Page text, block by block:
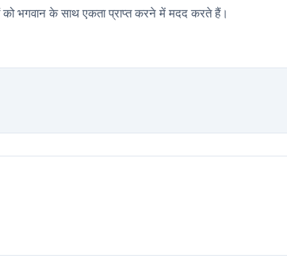
को भगवान के साथ एकता प्राप्त करने में मदद करते हैं।